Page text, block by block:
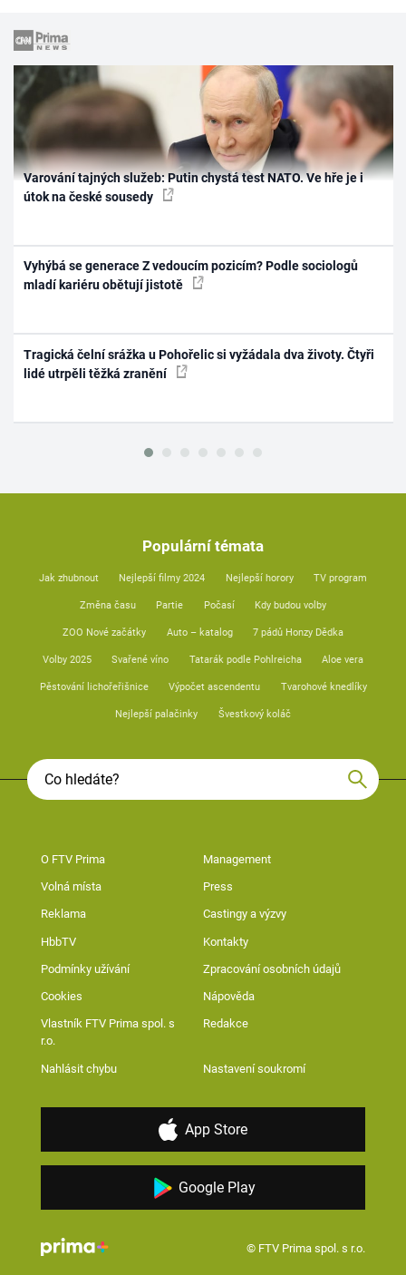
Varování tajných služeb: Putin chystá test NATO. Ve hře je i
útok na české sousedy
Vyhýbá se generace Z vedoucím pozicím? Podle sociologů
mladí kariéru obětují jistotě
Tragická čelní srážka u Pohořelic si vyžádala dva životy. Čtyři
lidé utrpěli těžká zranění
Populární témata
Jak zhubnout Nejlepší filmy 2024 Nejlepší horory TV program
Změna času Partie Počasí Kdy budou volby
ZOO Nové začátky Auto – katalog 7 pádů Honzy Dědka
Volby 2025 Svařené víno Tatarák podle Pohlreicha Aloe vera
Pěstování lichořeřišnice Výpočet ascendentu Tvarohové knedlíky
Nejlepší palačinky Švestkový koláč
O FTV Prima Management
Volná místa Press
Reklama Castingy a výzvy
HbbTV Kontakty
Podmínky užívání Zpracování osobních údajů
Cookies Nápověda
Vlastník FTV Prima spol. s
r.o.
Redakce
Nahlásit chybu Nastavení soukromí
App Store
Google Play
© FTV Prima spol. s r.o.